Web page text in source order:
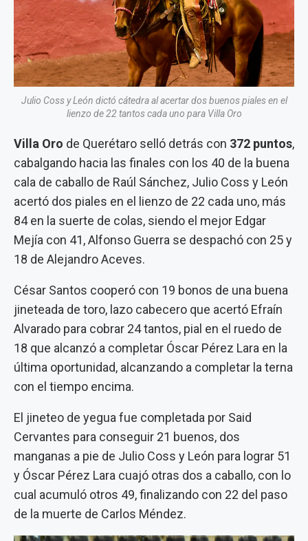
Julio Coss y León dictó cátedra al acertar dos buenos piales en el
lienzo de 22 tantos cada uno para Villa Oro
Villa Oro de Querétaro selló detrás con 372 puntos,
cabalgando hacia las finales con los 40 de la buena
cala de caballo de Raúl Sánchez, Julio Coss y León
acertó dos piales en el lienzo de 22 cada uno, más
84 en la suerte de colas, siendo el mejor Edgar
Mejía con 41, Alfonso Guerra se despachó con 25 y
18 de Alejandro Aceves.
César Santos cooperó con 19 bonos de una buena
jineteada de toro, lazo cabecero que acertó Efraín
Alvarado para cobrar 24 tantos, pial en el ruedo de
18 que alcanzó a completar Óscar Pérez Lara en la
última oportunidad, alcanzando a completar la terna
con el tiempo encima.
El jineteo de yegua fue completada por Said
Cervantes para conseguir 21 buenos, dos
manganas a pie de Julio Coss y León para lograr 51
y Óscar Pérez Lara cuajó otras dos a caballo, con lo
cual acumuló otros 49, finalizando con 22 del paso
de la muerte de Carlos Méndez.